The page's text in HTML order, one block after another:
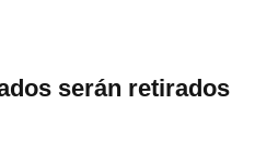
serán retirados